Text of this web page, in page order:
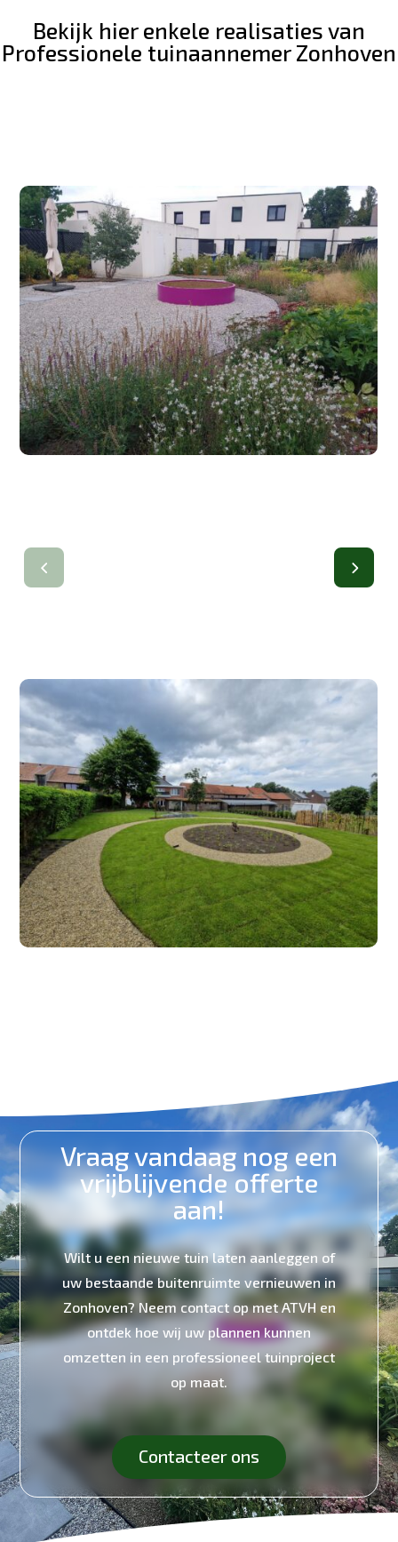
Bekijk hier enkele realisaties van
Professionele tuinaannemer Zonhoven
Vraag vandaag nog een
vrijblijvende offerte
aan!
Wilt u een nieuwe tuin laten aanleggen of
uw bestaande buitenruimte vernieuwen in
Zonhoven? Neem contact op met ATVH en
ontdek hoe wij uw plannen kunnen
omzetten in een professioneel tuinproject
op maat.
Contacteer ons